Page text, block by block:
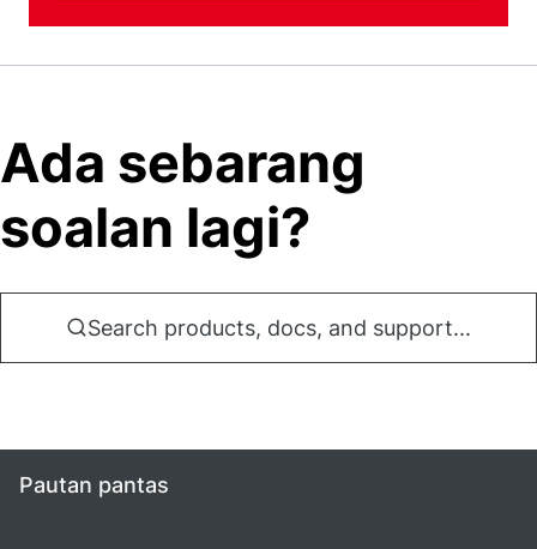
Ada sebarang
soalan lagi?
Search products, docs, and support...
Pautan pantas